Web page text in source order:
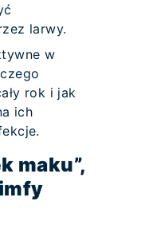
larwy.
w
rok i jak
ich
maku”,